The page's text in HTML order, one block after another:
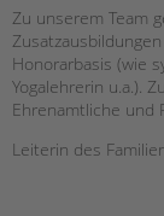
Zu unserem Team
Honorarbasis (wie
Yogalehrerin u.a.).
Ehrenamtliche
Leiterin des